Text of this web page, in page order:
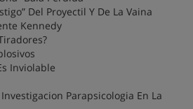
Del Proyectil Y De La Vaina
Kennedy
Inviolable
Parapsicologia En La